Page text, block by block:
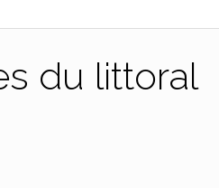
du littoral